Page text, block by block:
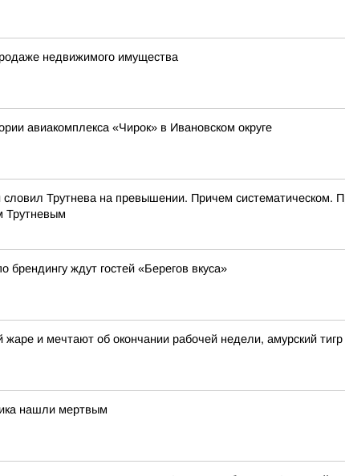
недвижимого имущества
авиакомплекса «Чирок» в Ивановском округе
Трутнева на превышении. Причем
Трутневым
брендингу ждут гостей «Берегов вкуса»
жаре и мечтают об окончании рабочей недели, амурский
нашли мертвым